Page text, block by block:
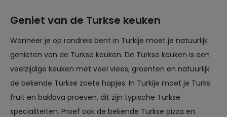
Geniet van de Turkse keuken
Wanneer je op rondreis bent in Turkije moet je natuurlijk
genieten van de Turkse keuken. De Turkse keuken is een
veelzijdige keuken met veel vlees, groenten en natuurlijk
de bekende Turkse zoete hapjes. In Turkije moet je Turks
fruit en baklava proeven, dit zijn typische Turkse
specialiteiten. Proef ook de bekende Turkse pizza en